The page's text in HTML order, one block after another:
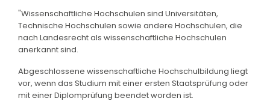
"Wissenschaftliche Hochschulen sind Universitäten,
Technische Hochschulen sowie andere Hochschulen, die
nach Landesrecht als wissenschaftliche Hochschulen
anerkannt sind.
Abgeschlossene wissenschaftliche Hochschulbildung liegt
vor, wenn das Studium mit einer ersten Staatsprüfung oder
mit einer Diplomprüfung beendet worden ist.